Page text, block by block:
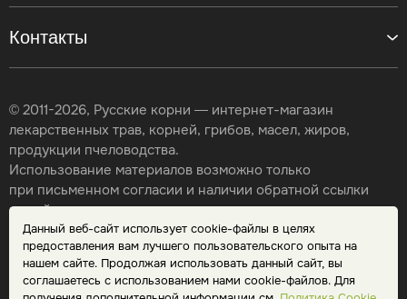
Данный веб-сайт использует cookie-файлы в целях
предоставления вам лучшего пользовательского опыта на
нашем сайте. Продолжая использовать данный сайт, вы
соглашаетесь с использованием нами cookie-файлов. Для
Контакты
© 2011-2026, Русские корни — интернет-магазин
лекарственных трав, корней, грибов, масел, жиров,
продукции пчеловодства.
Использование материалов возможно только
при письменном согласии и наличии обратной ссылки
на сайт.
Карта сайта
Политика конфиденциальности
Публичная оферта
Обработка персональных данных